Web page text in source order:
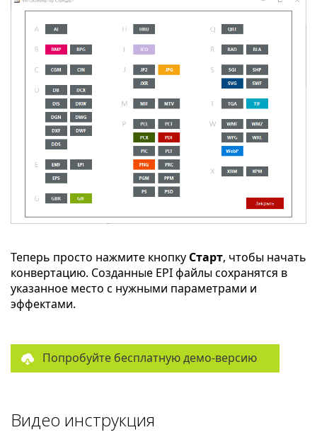
Теперь просто нажмите кнопку Старт, чтобы начать
конвертацию. Созданные EPI файлы сохранятся в
указанное место с нужными параметрами и
эффектами.
Попробуйте бесплатную демо-версию
Видео инструкция